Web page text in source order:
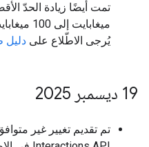
ميغابايت
يُرجى الاطّلاع على دليل
‫19 ديسمبر 2025
تم تقديم تغيير غير